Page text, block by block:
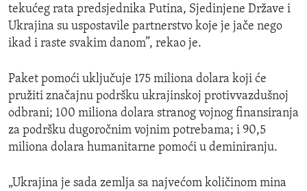
tekućeg rata predsjednika Putina, Sjedinjene Države i
Ukrajina su uspostavile partnerstvo koje je jače nego
ikad i raste svakim danom”, rekao je.
Paket pomoći uključuje 175 miliona dolara koji će
pružiti značajnu podršku ukrajinskoj protivvazdušnoj
odbrani; 100 miliona dolara stranog vojnog finansiranja
za podršku dugoročnim vojnim potrebama; i 90,5
miliona dolara humanitarne pomoći u deminiranju.
„Ukrajina je sada zemlja sa najvećom količinom mina